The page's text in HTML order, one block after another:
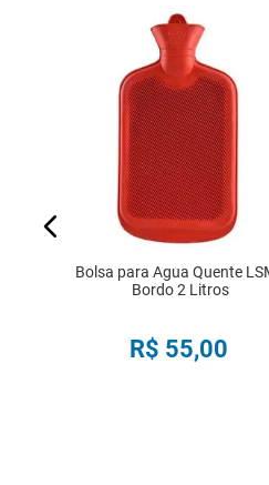
Bolsa para Agua Quente
Bordo 2 Litros
R$ 55,00